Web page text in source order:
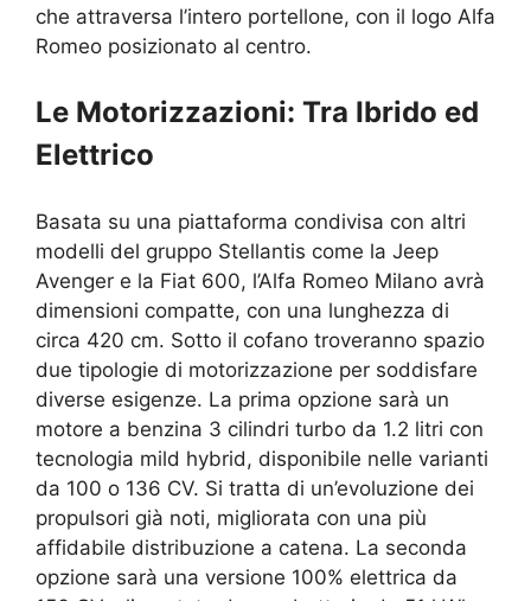
che attraversa l’intero portellone, con il logo Alfa
Romeo posizionato al centro.
Le Motorizzazioni: Tra Ibrido ed
Elettrico
Basata su una piattaforma condivisa con altri
modelli del gruppo Stellantis come la Jeep
Avenger e la Fiat 600, l’Alfa Romeo Milano avrà
dimensioni compatte, con una lunghezza di
circa 420 cm. Sotto il cofano troveranno spazio
due tipologie di motorizzazione per soddisfare
diverse esigenze. La prima opzione sarà un
motore a benzina 3 cilindri turbo da 1.2 litri con
tecnologia mild hybrid, disponibile nelle varianti
da 100 o 136 CV. Si tratta di un’evoluzione dei
propulsori già noti, migliorata con una più
affidabile distribuzione a catena. La seconda
opzione sarà una versione 100% elettrica da